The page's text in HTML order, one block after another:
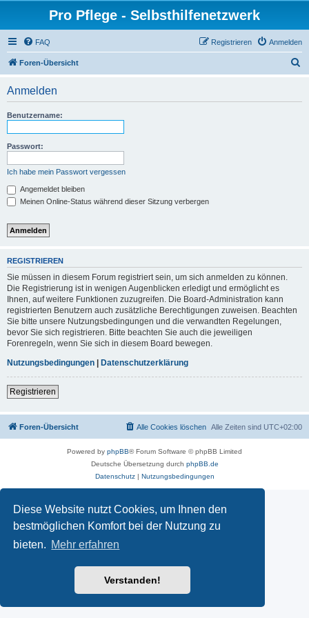
Diese Website nutzt Cookies, um Ihnen den
bestmöglichen Komfort bei der Nutzung zu
bieten. Mehr erfahren
Verstanden!
Pro Pflege - Selbsthilfenetzwerk
FAQ Anmelden
Registrieren
Foren-Übersicht
Anmelden
Benutzername:
Passwort:
Ich habe mein Passwort vergessen
Angemeldet bleiben
Meinen Online-Status während dieser Sitzung verbergen
REGISTRIEREN
Sie müssen in diesem Forum registriert sein, um sich anmelden zu können.
Die Registrierung ist in wenigen Augenblicken erledigt und ermöglicht es
Ihnen, auf weitere Funktionen zuzugreifen. Die Board-Administration kann
registrierten Benutzern auch zusätzliche Berechtigungen zuweisen. Beachten
Sie bitte unsere Nutzungsbedingungen und die verwandten Regelungen,
bevor Sie sich registrieren. Bitte beachten Sie auch die jeweiligen
Forenregeln, wenn Sie sich in diesem Board bewegen.
Nutzungsbedingungen | Datenschutzerklärung
Registrieren
Foren-Übersicht Alle Zeiten sind UTC+02:00
Alle Cookies löschen
Powered by phpBB® Forum Software © phpBB Limited
Deutsche Übersetzung durch phpBB.de
Datenschutz| Nutzungsbedingungen